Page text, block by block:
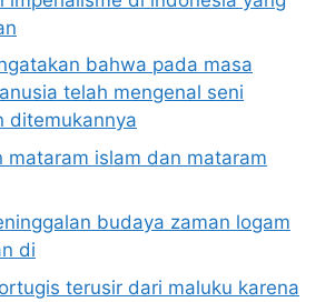
bahwa pada masa
telah mengenal seni
ditemukannya
mataram islam dan mataram
budaya zaman logam
di
terusir dari maluku karena